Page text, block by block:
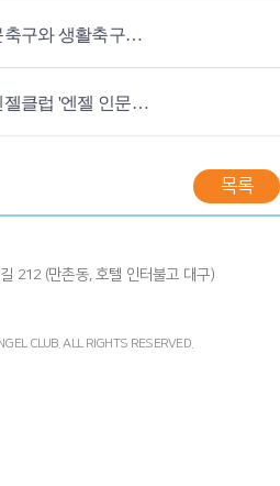
지역 전문축구와 생활축구의 중심, 대구광역시축구협회 엔젤의 날개달다!
대구FC엔젤클럽 '엔젤 인문학 아카데미' 개설
목록
212 (만촌동, 호텔 인터불고 대구)
CLUB. ALL RIGHTS RESERVED.